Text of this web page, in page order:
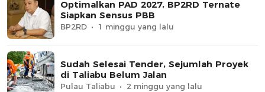
Optimalkan PAD 2027, BP2RD Ternate
Siapkan Sensus PBB
BP2RD 1 minggu yang lalu
Sudah Selesai Tender, Sejumlah Proyek
di Taliabu Belum Jalan
Pulau Taliabu 2 minggu yang lalu